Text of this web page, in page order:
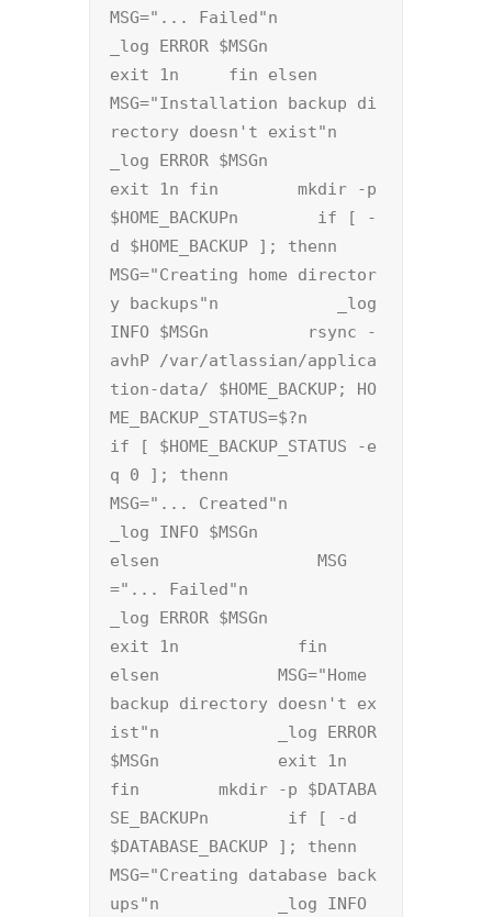
MSG="... Failed"n
_log ERROR $MSGn
exit 1n	    fin	elsen
MSG="Installation backup di
rectory doesn't exist"n
_log ERROR $MSGn
exit 1n	fin        mkdir -p
$HOME_BACKUPn        if [ -
d $HOME_BACKUP ]; thenn
MSG="Creating home director
y backups"n            _log
INFO $MSGn	    rsync -
avhP /var/atlassian/applica
tion-data/ $HOME_BACKUP; HO
ME_BACKUP_STATUS=$?n
if [ $HOME_BACKUP_STATUS -e
q 0 ]; thenn
MSG="... Created"n
_log INFO $MSGn
elsen                MSG
="... Failed"n
_log ERROR $MSGn
exit 1n            fin
elsen            MSG="Home
backup directory doesn't ex
ist"n            _log ERROR
$MSGn            exit 1n
fin        mkdir -p $DATABA
SE_BACKUPn        if [ -d
$DATABASE_BACKUP ]; thenn
MSG="Creating database back
ups"n            _log INFO